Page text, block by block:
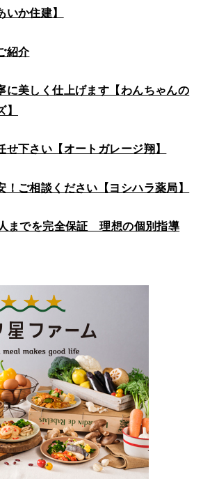
か住建】
紹介
に美しく仕上げます【わんちゃんの
下さい【オートガレージ翔】
ご相談ください【ヨシハラ薬局】
までを完全保証 理想の個別指導